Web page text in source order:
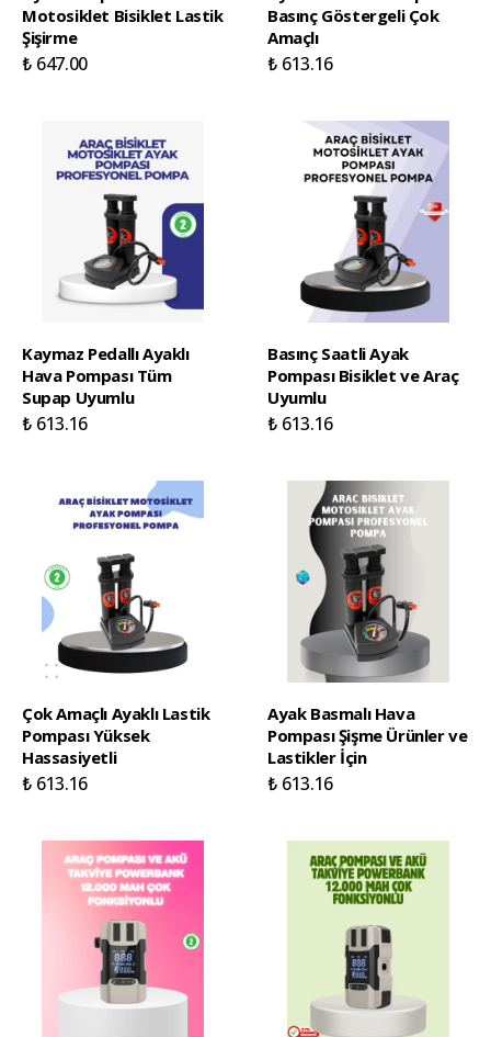
Motosiklet Bisiklet Lastik
Şişirme
₺ 647.00
Basınç Göstergeli Çok
Amaçlı
₺ 613.16
Kaymaz Pedallı Ayaklı
Hava Pompası Tüm
Supap Uyumlu
₺ 613.16
Basınç Saatli Ayak
Pompası Bisiklet ve Araç
Uyumlu
₺ 613.16
Çok Amaçlı Ayaklı Lastik
Pompası Yüksek
Hassasiyetli
₺ 613.16
Ayak Basmalı Hava
Pompası Şişme Ürünler ve
Lastikler İçin
₺ 613.16